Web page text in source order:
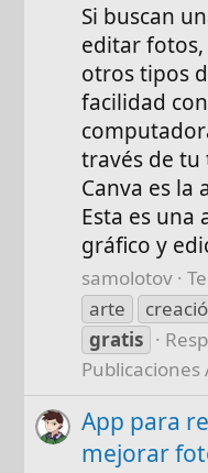
Si buscan
editar
otros tipos
facilidad
través de
Canva es la
Esta es una
gráfico y
samolotov
arte
gratis
Publicaciones
App para
mejorar